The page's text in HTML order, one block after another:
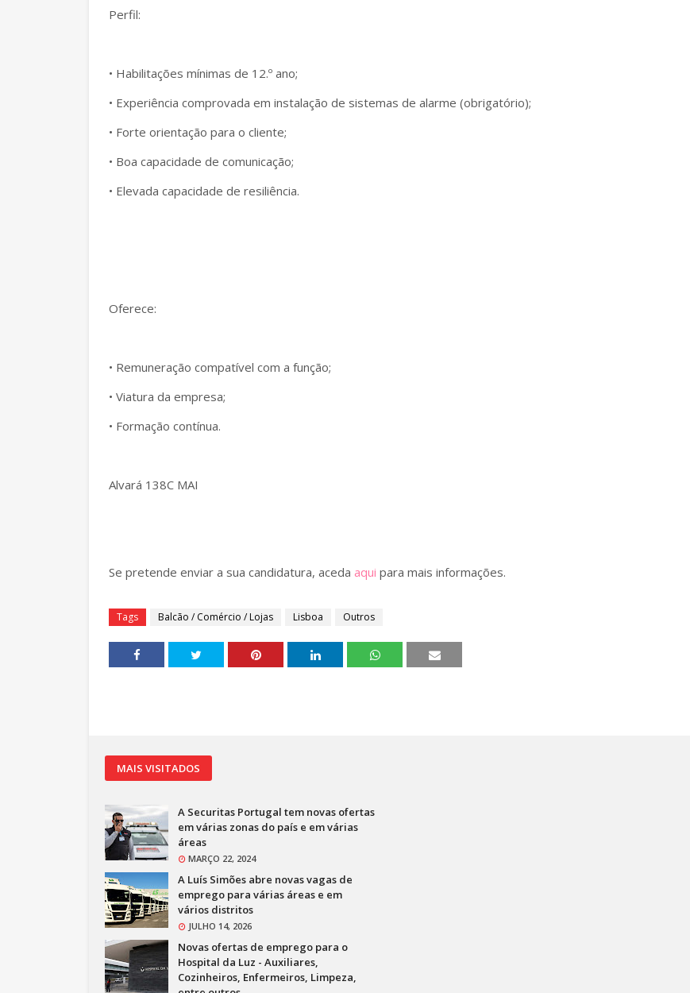
Perfil:
• Habilitações mínimas de 12.º ano;
• Experiência comprovada em instalação de sistemas de alarme (obrigatório);
• Forte orientação para o cliente;
• Boa capacidade de comunicação;
• Elevada capacidade de resiliência.
Oferece:
• Remuneração compatível com a função;
• Viatura da empresa;
• Formação contínua.
Alvará 138C MAI
Se pretende enviar a sua candidatura, aceda aqui para mais informações.
Tags Balcão / Comércio / Lojas Lisboa Outros
MAIS VISITADOS
A Securitas Portugal tem novas ofertas
em várias zonas do país e em várias
áreas
MARÇO 22, 2024
A Luís Simões abre novas vagas de
emprego para várias áreas e em
vários distritos
JULHO 14, 2026
Novas ofertas de emprego para o
Hospital da Luz - Auxiliares,
Cozinheiros, Enfermeiros, Limpeza,